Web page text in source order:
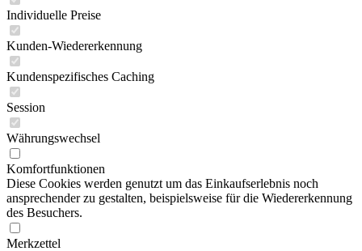
Individuelle Preise
Kunden-Wiedererkennung
Kundenspezifisches Caching
Session
Währungswechsel
Komfortfunktionen
Diese Cookies werden genutzt um das Einkaufserlebnis noch
ansprechender zu gestalten, beispielsweise für die Wiedererkennung
des Besuchers.
Merkzettel